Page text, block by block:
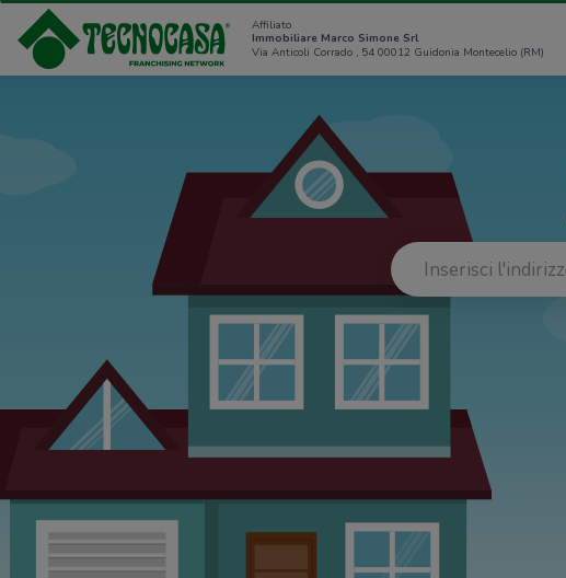
Affiliato
Immobiliare Marco Simone Srl
Via Anticoli Corrado , 54 00012 Guidonia Montecelio (RM)